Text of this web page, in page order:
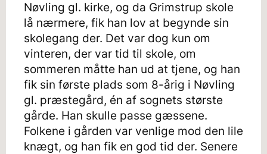
Nøvling gl. kirke, og da Grimstrup skole
lå nærmere, fik han lov at begynde sin
skolegang der. Det var dog kun om
vinteren, der var tid til skole, om
sommeren måtte han ud at tjene, og han
fik sin første plads som 8-årig i Nøvling
gl. præstegård, én af sognets største
gårde. Han skulle passe gæssene.
Folkene i gården var venlige mod den lile
knægt, og han fik en god tid der. Senere